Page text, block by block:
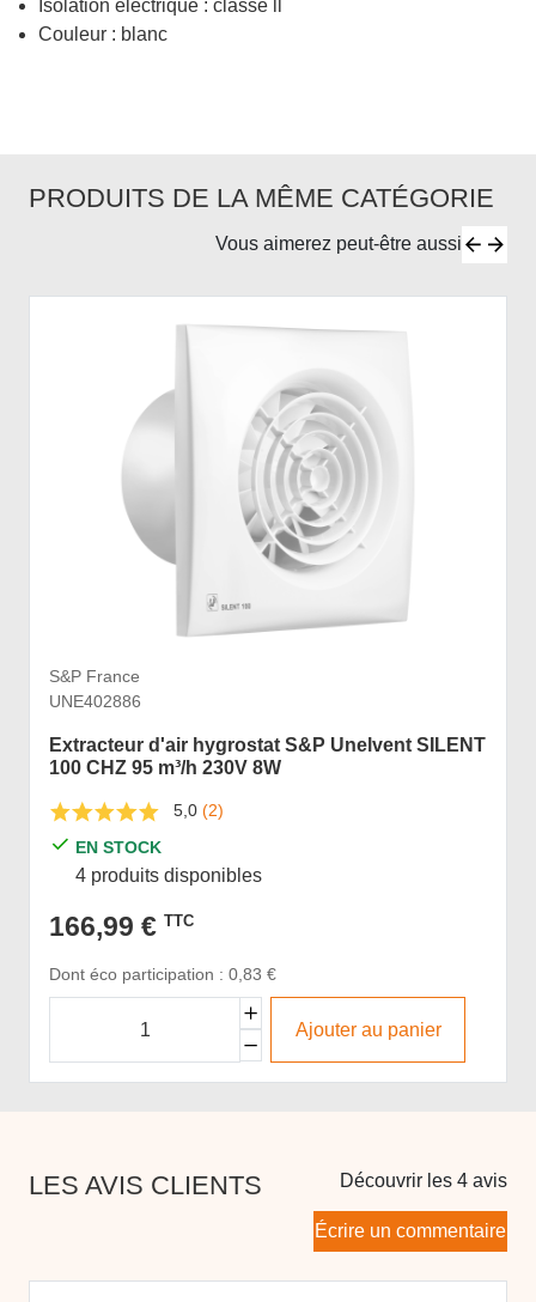
Isolation électrique : classe ll
Couleur : blanc
PRODUITS DE LA MÊME CATÉGORIE
Vous aimerez peut-être aussi
S&P France
UNE402886
Extracteur d'air hygrostat S&P Unelvent SILENT
100 CHZ 95 m³/h 230V 8W
5,0 (2)
EN STOCK
4 produits disponibles
166,99 € TTC
Dont éco participation : 0,83 €
Ajouter au panier
LES AVIS CLIENTS Découvrir les 4 avis
Écrire un commentaire